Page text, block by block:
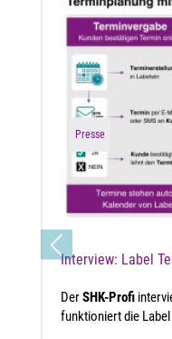
Presse
Interview: Label
DerSHK-Profi
funktioniert die